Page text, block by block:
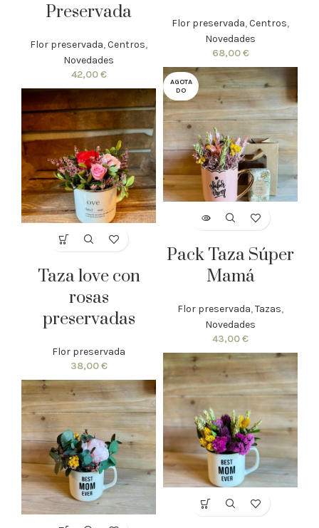
Preservada
Flor preservada,Centros,
Novedades
42,00€
Flor preservada,Centros,
Novedades
68,00€
AGOTA
DO
Pack Taza Súper
Mamá
Flor preservada,Tazas,
Novedades
43,00€
Taza love con
rosas
preservadas
Flor preservada
38,00€